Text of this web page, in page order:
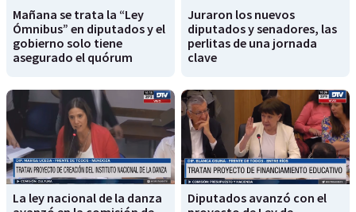
Mañana se trata la “Ley
Ómnibus” en diputados y el
gobierno solo tiene
asegurado el quórum
Juraron los nuevos
diputados y senadores, las
perlitas de una jornada
clave
La ley nacional de la danza
Diputados avanzó con el